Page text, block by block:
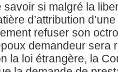
si malgré la
d’attribution
refuser son
demandeur
la loi étrangère, la